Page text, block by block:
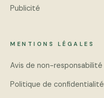
Publicité
MENTIONS LÉGALES
Avis de non-responsabilité
Politique de confidentialité